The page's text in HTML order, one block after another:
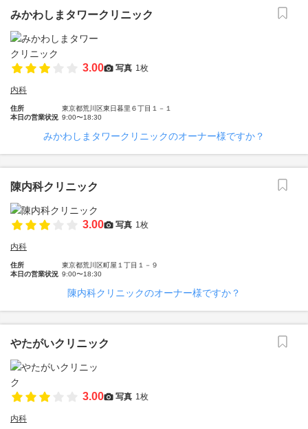
みかわしまタワークリニック
3.00 写真 1枚
内科
住所
東京都荒川区東日暮里６丁目１－１
本日の営業状況 9:00〜18:30
みかわしまタワークリニックのオーナー様ですか？
陳内科クリニック
3.00 写真 1枚
内科
住所
東京都荒川区町屋１丁目１－９
本日の営業状況 9:00〜18:30
陳内科クリニックのオーナー様ですか？
やたがいクリニック
3.00 写真 1枚
内科